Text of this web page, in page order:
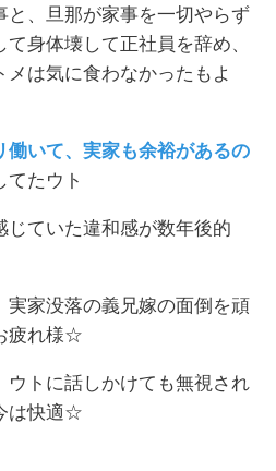
と、旦那が家事を一切やらず
身体壊して正社員を辞め、
は気に食わなかったもよ
働いて、実家も余裕があるの
てたウト
じていた違和感が数年後的
実家没落の義兄嫁の面倒を頑
疲れ様☆
ウトに話しかけても無視され
は快適☆